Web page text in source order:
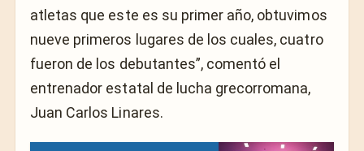
atletas que este es su primer año, obtuvimos
nueve primeros lugares de los cuales, cuatro
fueron de los debutantes”, comentó el
entrenador estatal de lucha grecorromana,
Juan Carlos Linares.